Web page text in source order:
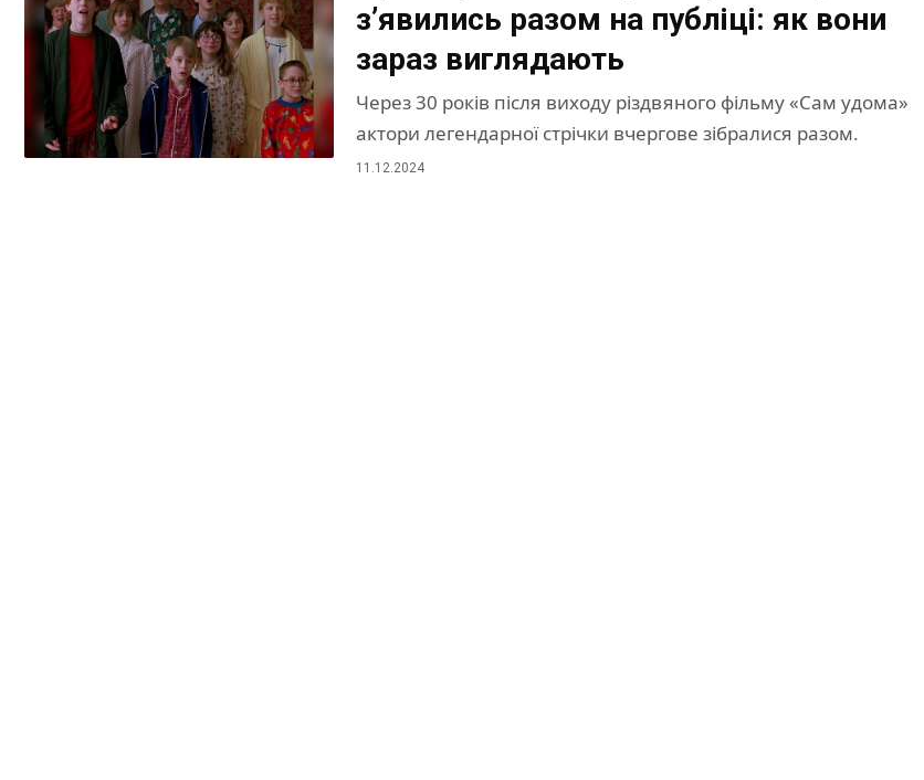
з’явились разом на публіці: як вони
зараз виглядають
Через 30 років після виходу різдвяного фільму «Сам удома»
актори легендарної стрічки вчергове зібралися разом.
11.12.2024